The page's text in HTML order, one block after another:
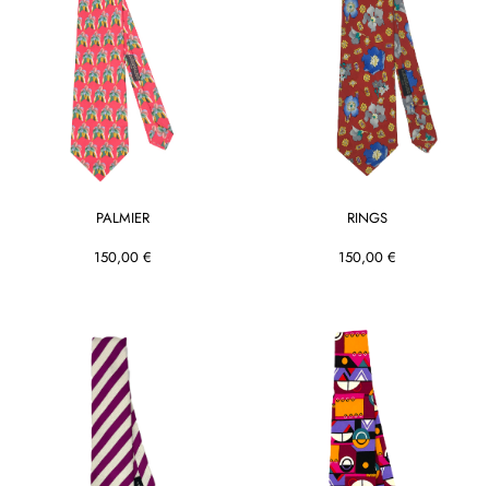
PALMIER
150,00 €
RINGS
150,00 €